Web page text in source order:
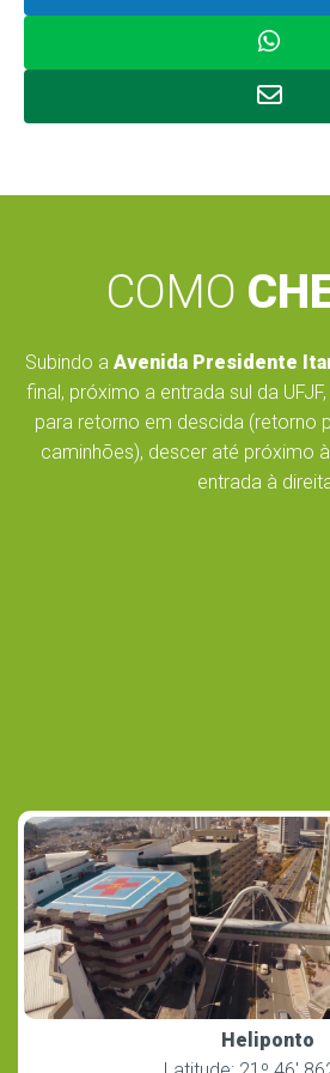
COMO
Subindo a Avenida Presidente
final, próximo a entrada sul da
para retorno em descida (retorno
caminhões), descer até próximo
entrada à
Heliponto